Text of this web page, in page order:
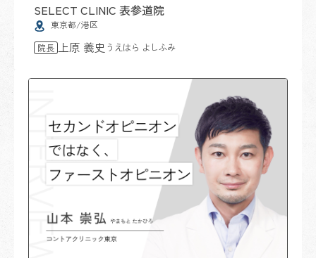
SELECT CLINIC 表参道院
東京都/港区
院長
上原 義史 うえはら よしふみ